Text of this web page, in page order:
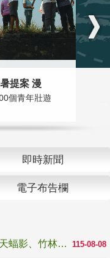
提案 漫
個青年壯遊
即時新聞
電子布告欄
115-08-08
青年壯遊點精選夏夜限定避暑提案 漫天蝠影、竹林尋蛙、茶香夜觀 邀青年暮色出發